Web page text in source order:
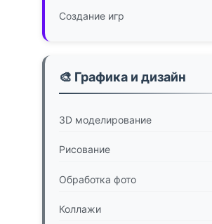
Создание игр
🎨 Графика и дизайн
3D моделирование
Рисование
Обработка фото
Коллажи